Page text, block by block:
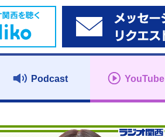
Podcast YouTube